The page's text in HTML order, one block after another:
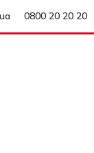
0800 20 20 20